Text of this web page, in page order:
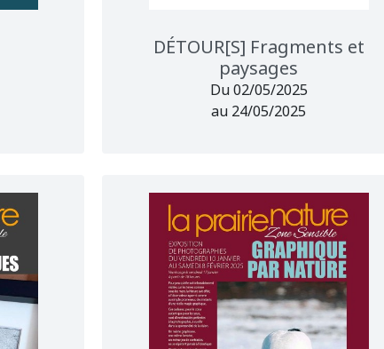
DÉTOUR[S] Fragments et
paysages
Du 02/05/2025
au 24/05/2025